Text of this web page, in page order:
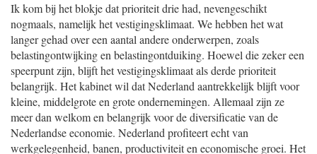
Ik kom bij het blokje dat prioriteit drie had, nevengeschikt
nogmaals, namelijk het vestigingsklimaat. We hebben het wat
langer gehad over een aantal andere onderwerpen, zoals
belastingontwijking en belastingontduiking. Hoewel die zeker een
speerpunt zijn, blijft het vestigingsklimaat als derde prioriteit
belangrijk. Het kabinet wil dat Nederland aantrekkelijk blijft voor
kleine, middelgrote en grote ondernemingen. Allemaal zijn ze
meer dan welkom en belangrijk voor de diversificatie van de
Nederlandse economie. Nederland profiteert echt van
werkgelegenheid, banen, productiviteit en economische groei. Het